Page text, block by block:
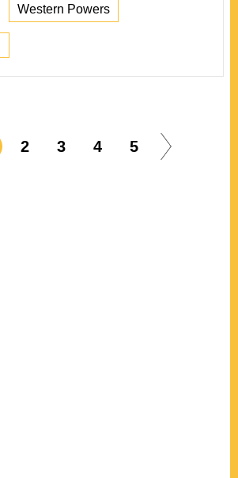
Western Powers
2 3 4 5